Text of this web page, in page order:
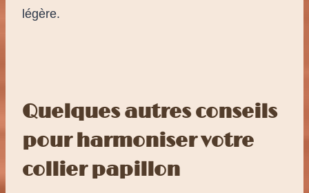
légère.
Quelques autres conseils
pour harmoniser votre
collier papillon